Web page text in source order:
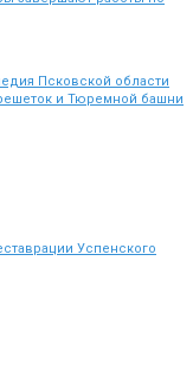
Псковской области
и Тюремной башни
Успенского